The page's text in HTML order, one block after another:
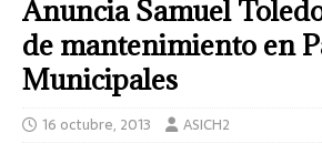
Anuncia Samuel
de mantenimiento en
Municipales
16 octubre, 2013 ASICH2